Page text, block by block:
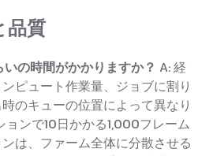
品質
の時間がかかりますか？ A: 経
ピュート作業量、ジョブに割り
のキューの位置によって異なり
ョンで10日かかる1,000フレーム
は、ファーム全体に分散させる